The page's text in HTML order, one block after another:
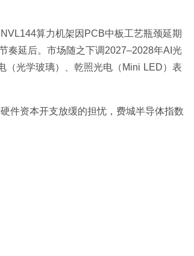
算力机架因PCB中板工艺瓶颈延期
奏延后。市场随之下调2027–2028年AI光
（光学玻璃）、乾照光电（Mini LED）表
件资本开支放缓的担忧，费城半导体指数